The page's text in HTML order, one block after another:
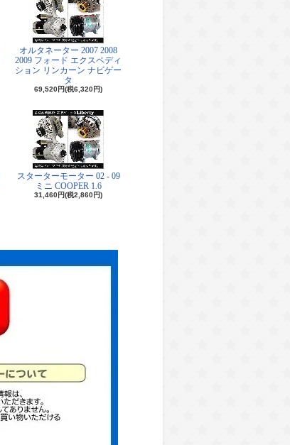
オルタネーター 2007 2008
2009 フォード エクスペディ
ション リンカーン ナビゲー
タ
69,520円(税6,320円)
スターターモーター 02 - 09
ミニ COOPER 1.6
31,460円(税2,860円)